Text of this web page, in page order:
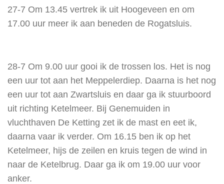
27-7 Om 13.45 vertrek ik uit Hoogeveen en om
17.00 uur meer ik aan beneden de Rogatsluis.
28-7 Om 9.00 uur gooi ik de trossen los. Het is nog
een uur tot aan het Meppelerdiep. Daarna is het nog
een uur tot aan Zwartsluis en daar ga ik stuurboord
uit richting Ketelmeer. Bij Genemuiden in
vluchthaven De Ketting zet ik de mast en eet ik,
daarna vaar ik verder. Om 16.15 ben ik op het
Ketelmeer, hijs de zeilen en kruis tegen de wind in
naar de Ketelbrug. Daar ga ik om 19.00 uur voor
anker.